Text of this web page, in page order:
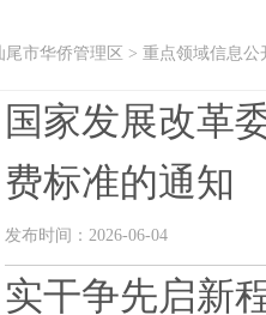
尾市华侨管理区 > 重点领域信息公
国家发展改革
费标准的通知
发布时间：2026-06-04
实干争先启新